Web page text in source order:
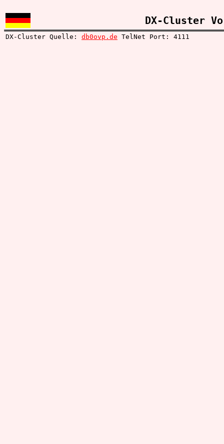
DX-Cluster
DX-Cluster Quelle: db0ovp.de TelNet Port: 4111